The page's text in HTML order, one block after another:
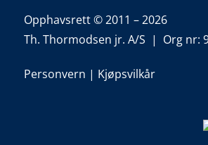
Opphavsrett © 2011 – 2026
Th. Thormodsen jr. A/S | Org nr:
Personvern | Kjøpsvilkår